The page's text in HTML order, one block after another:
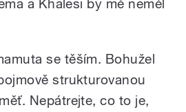
a Khalesi by mě neměl
se těším. Bohužel
strukturovanou
Nepátrejte, co to je,